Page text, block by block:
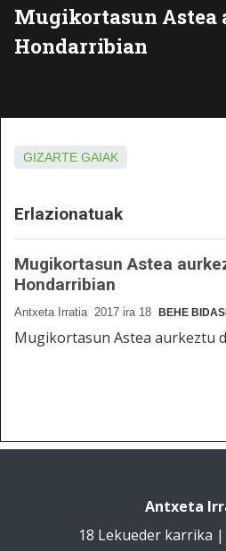
Mugikortasun Astea
Hondarribian
GIZARTE GAIAK
Erlazionatuak
Mugikortasun Astea
Hondarribian
Antxeta Irratia 2017 ira 18 BEHE
Mugikortasun Astea aurkeztu
Antxeta
18 Lekueder karrika |